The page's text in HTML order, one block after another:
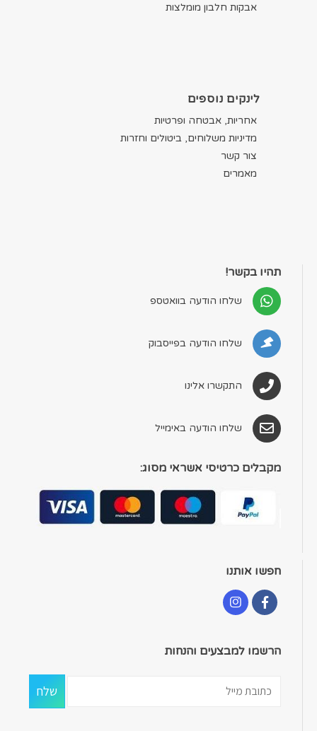
אבקות חלבון מומלצות
לינקים נוספים
אחריות, אבטחה ופרטיות
מדיניות משלוחים, ביטולים וחזרות
צור קשר
מאמרים
תהיו בקשר!
שלחו הודעה בוואטספ
שלחו הודעה בפייסבוק
התקשרו אלינו
שלחו הודעה באימייל
מקבלים כרטיסי אשראי מסוג:
חפשו אותנו
הרשמו למבצעים והנחות